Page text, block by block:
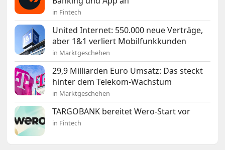
in Fintech
United Internet: 550.000 neue Verträge,
aber 1&1 verliert Mobilfunkkunden
in Marktgeschehen
29,9 Milliarden Euro Umsatz: Das steckt
hinter dem Telekom-Wachstum
in Marktgeschehen
TARGOBANK bereitet Wero-Start vor
in Fintech